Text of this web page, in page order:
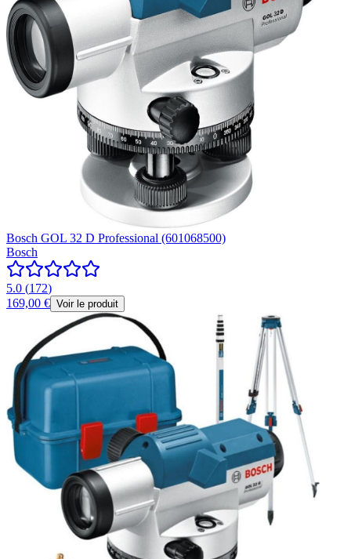
Bosch GOL 32 D Professional (601068500)
Bosch
5.0 (172)
169,00 € Voir le produit